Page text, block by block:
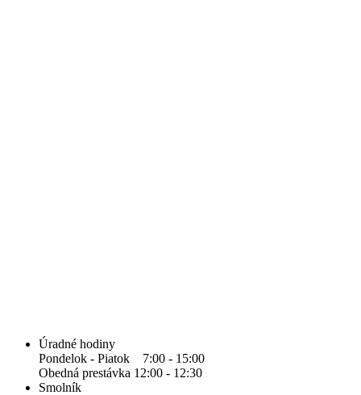
Úradné hodiny
Pondelok - Piatok 7:00 - 15:00
Obedná prestávka 12:00 - 12:30
Smolník